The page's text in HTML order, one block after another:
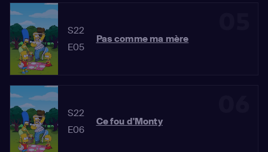
S22
E05
Pas comme ma mère
S22
E06
Ce fou d'Monty